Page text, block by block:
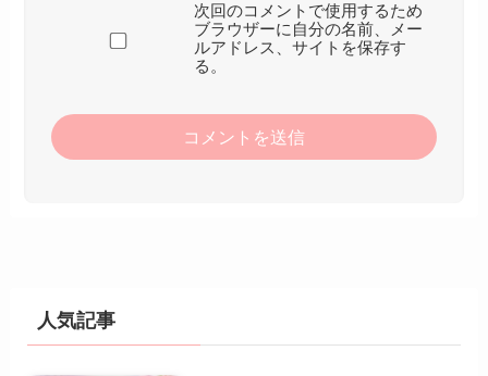
次回のコメントで使用するため
ブラウザーに自分の名前、メー
ルアドレス、サイトを保存す
る。
人気記事